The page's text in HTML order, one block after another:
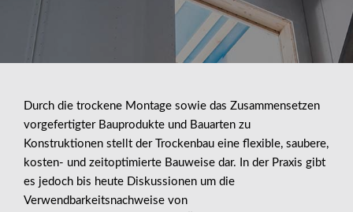
Durch die trockene Montage sowie das Zusammensetzen
vorgefertigter Bauprodukte und Bauarten zu
Konstruktionen stellt der Trockenbau eine flexible, saubere,
kosten- und zeitoptimierte Bauweise dar. In der Praxis gibt
es jedoch bis heute Diskussionen um die
Verwendbarkeitsnachweise von